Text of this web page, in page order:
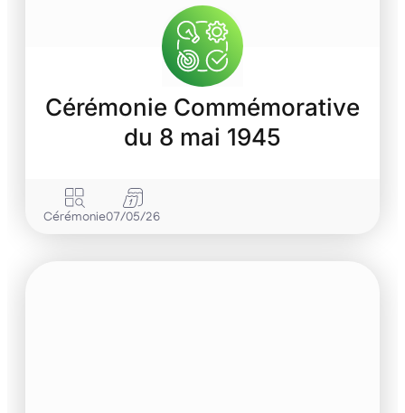
Cérémonie Commémorative
du 8 mai 1945
Cérémonie07/05/26